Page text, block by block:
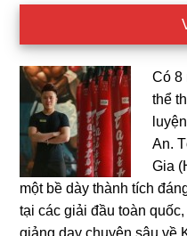
Có 8
thể
An.
Gia
một bề dày thành tích
tại các giải đầu toàn
giảng dạy chuyên sâu về